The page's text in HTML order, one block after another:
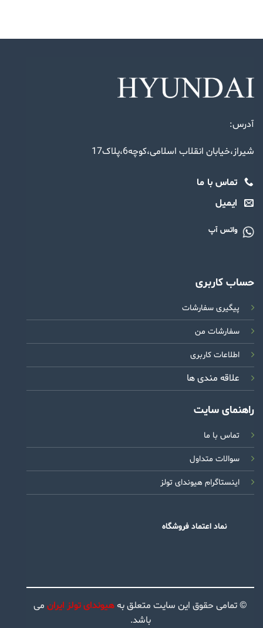
آدرس:
شیراز،خیابان انقلاب اسلامی،کوچه6،پلاک17
تماس با ما
ایمیل
واتس آپ
حساب کاربری
پیگیری سفارشات
سفارشات من
اطلاعات کاربری
علاقه مندی ها
راهنمای سایت
تماس با ما
سوالات متداول
اینستاگرام هیوندای تولز
نماد اعتماد فروشگاه
© تمامی حقوق این سایت متعلق به هیوندای تولز ایران می
باشد.